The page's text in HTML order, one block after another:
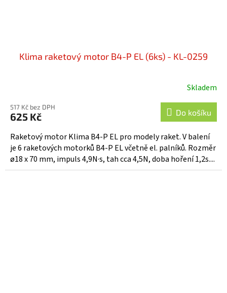
Klima raketový motor B4-P EL (6ks) - KL-0259
Skladem
517 Kč bez DPH
625 Kč Do košíku
Raketový motor Klima B4-P EL pro modely raket. V balení
je 6 raketových motorků B4-P EL včetně el. palníků. Rozměr
ø18 x 70 mm, impuls 4,9N·s, tah cca 4,5N, doba hoření 1,2s....